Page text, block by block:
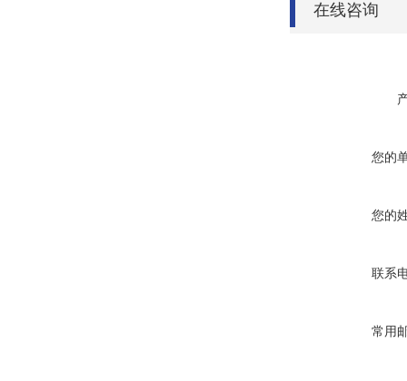
在线咨询
您的
您的
联系
常用